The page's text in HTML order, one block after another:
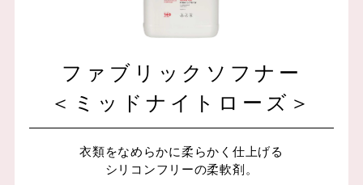
ファブリックソフナー
＜ミッドナイトローズ＞
衣類をなめらかに柔らかく仕上げる
シリコンフリーの柔軟剤。